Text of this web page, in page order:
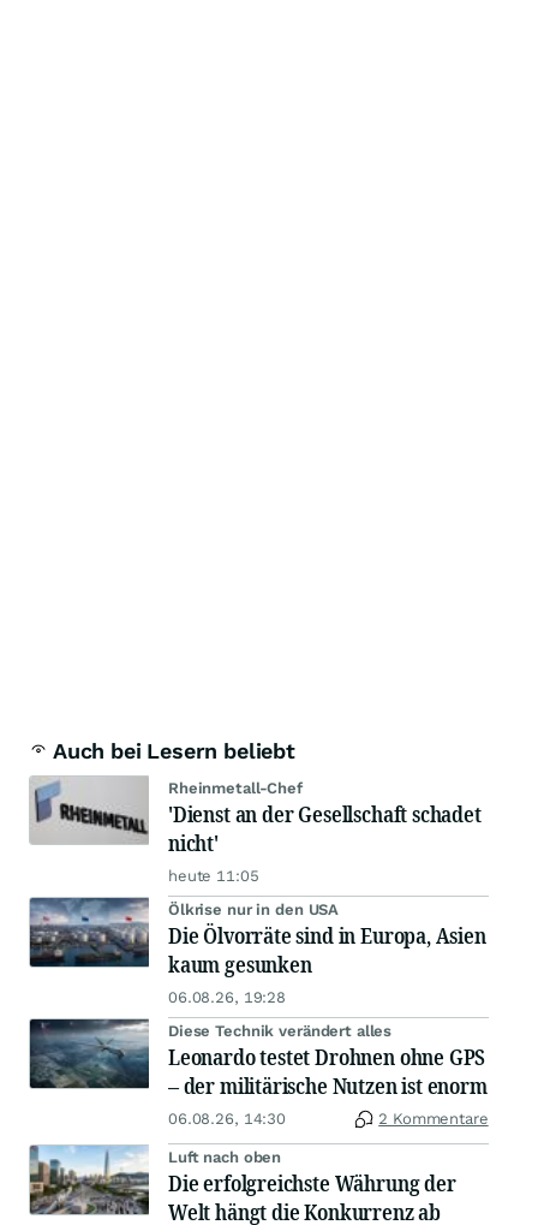
Auch bei Lesern beliebt
Rheinmetall-Chef
'Dienst an der Gesellschaft schadet
nicht'
heute 11:05
Ölkrise nur in den USA
Die Ölvorräte sind in Europa, Asien
kaum gesunken
06.08.26, 19:28
Diese Technik verändert alles
Leonardo testet Drohnen ohne GPS
– der militärische Nutzen ist enorm
06.08.26, 14:30 2 Kommentare
Luft nach oben
Die erfolgreichste Währung der
Welt hängt die Konkurrenz ab